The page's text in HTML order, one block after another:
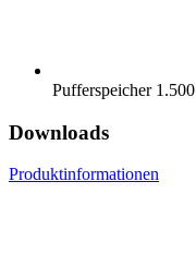
Pufferspeicher
Downloads
Produktinformationen